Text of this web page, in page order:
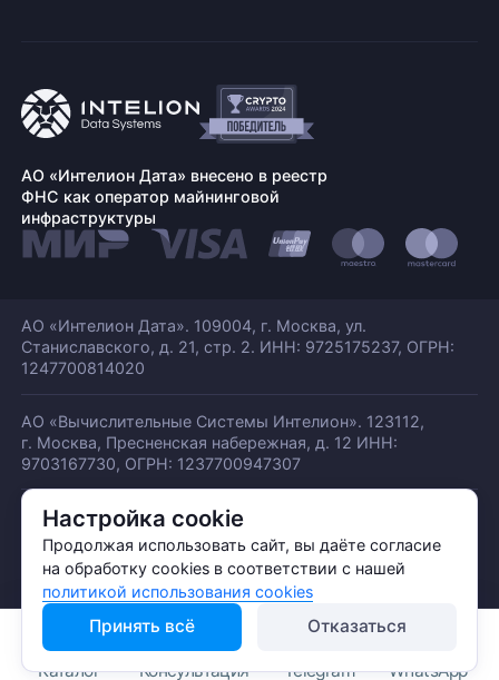
Настройка cookie
Продолжая использовать сайт, вы даёте согласие
на обработку cookies в соответствии с нашей
политикой использования cookies
Принять всё Отказаться
АО «Интелион Дата» внесено в реестр
ФНС как оператор майнинговой
инфраструктуры
АО «Интелион Дата». 109004, г. Москва, ул.
Станиславского, д. 21, стр. 2. ИНН: 9725175237, ОГРН:
1247700814020
АО «Вычислительные Системы Интелион». 123112,
г. Москва, Пресненская набережная, д. 12 ИНН:
9703167730, ОГРН: 1237700947307
© АО «ИНТЕЛИОН ДАТА» 2026
Политика обработки ПДн
Политика конфиденциальности
Политика использования куки
Каталог Консультация Telegram WhatsApp